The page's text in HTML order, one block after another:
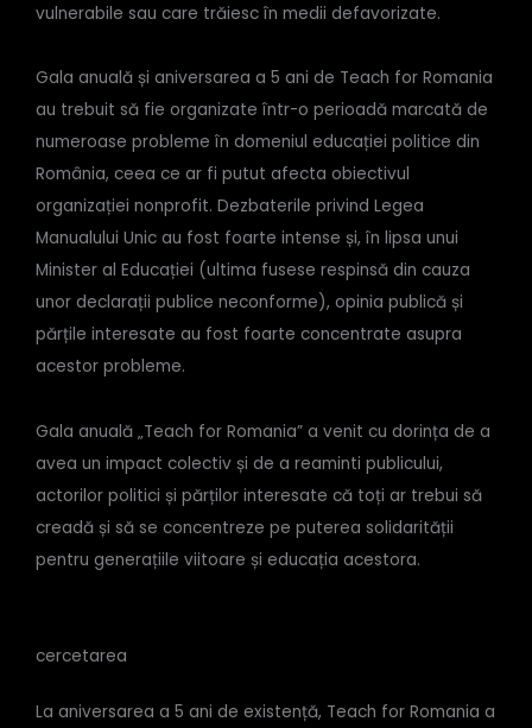
vulnerabile sau care trăiesc în medii defavorizate.
Gala anuală și aniversarea a 5 ani de Teach for Romania
au trebuit să fie organizate într-o perioadă marcată de
numeroase probleme în domeniul educației politice din
România, ceea ce ar fi putut afecta obiectivul
organizației nonprofit. Dezbaterile privind Legea
Manualului Unic au fost foarte intense și, în lipsa unui
Minister al Educației (ultima fusese respinsă din cauza
unor declarații publice neconforme), opinia publică și
părțile interesate au fost foarte concentrate asupra
acestor probleme.
Gala anuală „Teach for Romania” a venit cu dorința de a
avea un impact colectiv și de a reaminti publicului,
actorilor politici și părților interesate că toți ar trebui să
creadă și să se concentreze pe puterea solidarității
pentru generațiile viitoare și educația acestora.
cercetarea
La aniversarea a 5 ani de existență, Teach for Romania a